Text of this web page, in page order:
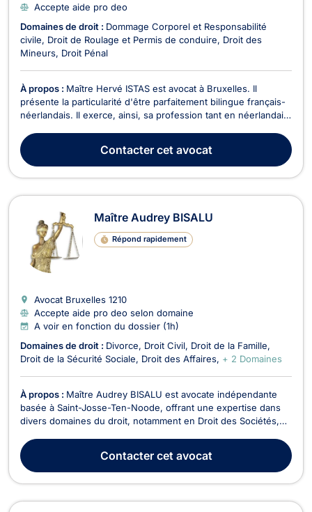
Accepte aide pro deo
Domaines de droit : Dommage Corporel et Responsabilité
civile
Droit de Roulage et Permis de conduire
Droit des
Mineurs Droit Pénal
À propos : Maître Hervé ISTAS est avocat à Bruxelles. Il
présente la particularité d'être parfaitement bilingue français-
néerlandais. Il exerce, ainsi, sa profession tant en néerlandais
devant des juridictions francophones que néerlandophones.
Maître ISTAS pratique principale...
Contactercet avocat
Maître Audrey BISALU
Répond rapidement
Avocat Bruxelles 1210
Accepte aide pro deo selon domaine
A voir en fonction du dossier (1h)
Domaines de droit : Divorce Droit Civil Droit de la Famille
Droit de la Sécurité Sociale
Droit des Affaires + 2 Domaines
À propos : Maître Audrey BISALU est avocate indépendante
basée à Saint-Josse-Ten-Noode, offrant une expertise dans
divers domaines du droit, notamment en Droit des Sociétés,
Affaires, Divorce, et Droit de la Sécurité Sociale. En Droit des
Sociétés, Maître BISALU accompag...
Contactercet avocat